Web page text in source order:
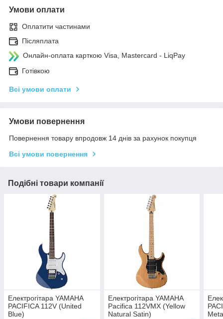
Умови оплати
Оплатити частинами
Післяплата
Онлайн-оплата карткою Visa, Mastercard - LiqPay
Готівкою
Всі умови оплати
Умови повернення
Повернення товару впродовж 14 днів за рахунок покупця
Всі умови повернення
Подібні товари компанії
Електрогітара YAMAHA
PACIFICA 112V (United
Blue)
Електрогітара YAMAHA
Pacifica 112VMX (Yellow
Natural Satin)